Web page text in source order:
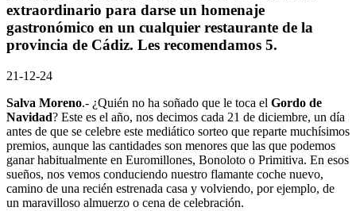
extraordinario para darse un homenaje
gastronómico en un cualquier restaurante de la
provincia de Cádiz. Les recomendamos 5.
21-12-24
Salva Moreno.- ¿Quién no ha soñado que le toca el Gordo de
Navidad? Este es el año, nos decimos cada 21 de diciembre, un día
antes de que se celebre este mediático sorteo que reparte muchísimos
premios, aunque las cantidades son menores que las que podemos
ganar habitualmente en Euromillones, Bonoloto o Primitiva. En esos
sueños, nos vemos conduciendo nuestro flamante coche nuevo,
camino de una recién estrenada casa y volviendo, por ejemplo, de
un maravilloso almuerzo o cena de celebración.